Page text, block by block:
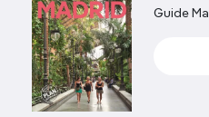
Guide